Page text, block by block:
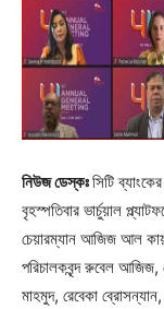
নিউজ ডেস্কঃসিটি
বৃহস্পতিবার ভার্চুয়াল
চেয়ারম্যান আজিজ আল
পরিচালকবৃন্দ রুবেল
মাহমুদ, রেবেকা